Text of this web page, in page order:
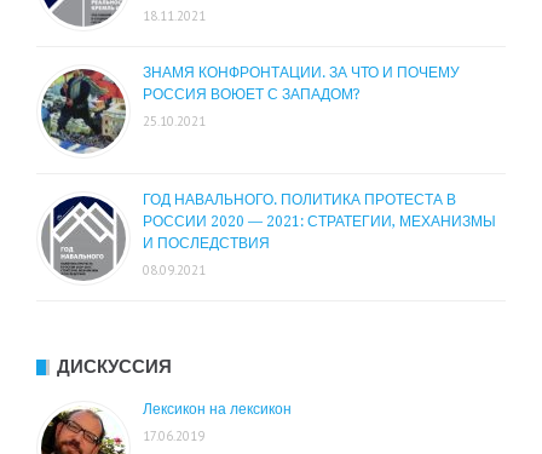
18.11.2021
ЗНАМЯ КОНФРОНТАЦИИ. ЗА ЧТО И ПОЧЕМУ
РОССИЯ ВОЮЕТ С ЗАПАДОМ?
25.10.2021
ГОД НАВАЛЬНОГО. ПОЛИТИКА ПРОТЕСТА В
РОССИИ 2020 — 2021: СТРАТЕГИИ, МЕХАНИЗМЫ
И ПОСЛЕДСТВИЯ
08.09.2021
ДИСКУССИЯ
Лексикон на лексикон
17.06.2019